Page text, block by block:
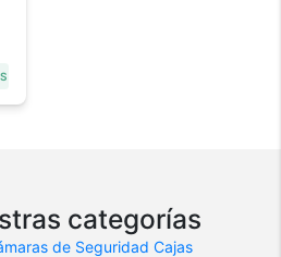
categorías
de Seguridad Cajas